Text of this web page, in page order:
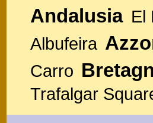
Andalusia El
Albufeira
Carro
Trafalgar